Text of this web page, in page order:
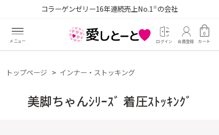
コラーゲンゼリー16年連続売上No.1 ※の会社
ログイン 会員登録 カート
0
トップページ インナー・ストッキング
美脚ちゃんｼﾘｰｽﾞ 着圧ｽﾄｯｷﾝｸﾞ